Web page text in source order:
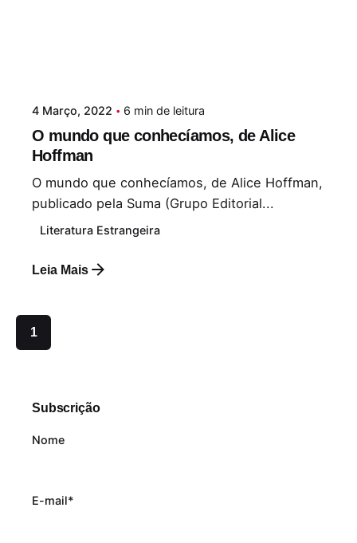
4 Março, 2022 6 min de leitura
O mundo que conhecíamos, de Alice
Hoffman
O mundo que conhecíamos, de Alice Hoffman,
publicado pela Suma (Grupo Editorial...
Literatura Estrangeira
Leia Mais
1
Subscrição
Nome
E-mail*